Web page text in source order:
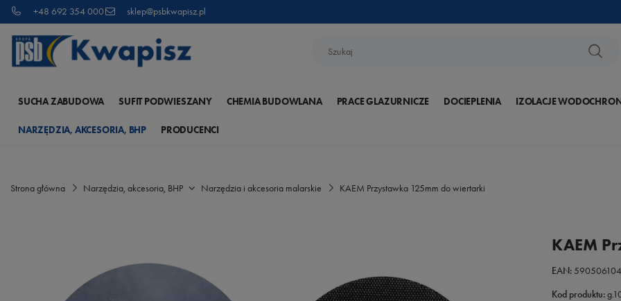
+48 692 354 000 sklep@psbkwapisz.pl
SUCHA ZABUDOWA SUFIT PODWIESZANY CHEMIA BUDOWLANA PRACE GLAZURNICZE DOCIEPLENIA IZOLACJE
NARZĘDZIA, AKCESORIA, BHP PRODUCENCI
Strona główna Narzędzia, akcesoria, BHP Narzędzia i akcesoria malarskie KAEM Przystawka 125mm do wiertarki
KAEM
EAN:
Kod produktu: